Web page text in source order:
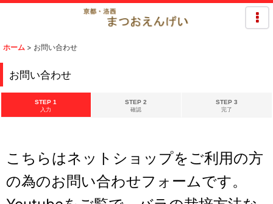
ホーム > お問い合わせ
お問い合わせ
STEP 1
入力
STEP 2
確認
STEP 3
完了
こちらはネットショップをご利用の方
の為のお問い合わせフォームです。